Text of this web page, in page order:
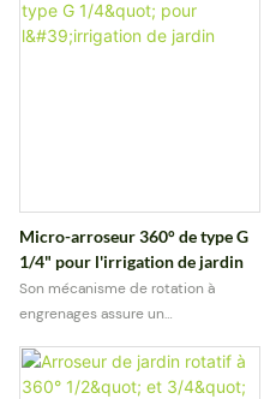
Micro-arroseur 360° de type G
1/4" pour l'irrigation de jardin
Son mécanisme de rotation à
engrenages assure un
couverture uniforme, ce qui le rend
idéal pour les plantes délicates, les